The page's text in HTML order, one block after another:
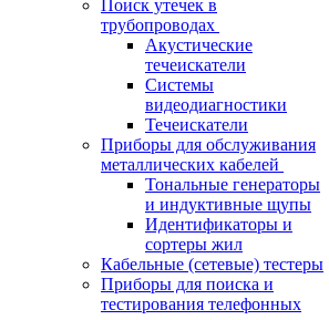
Поиск утечек в
трубопроводах
Акустические
течеискатели
Системы
видеодиагностики
Течеискатели
Приборы для обслуживания
металлических кабелей
Тональные генераторы
и индуктивные щупы
Идентификаторы и
сортеры жил
Кабельные (сетевые) тестеры
Приборы для поиска и
тестирования телефонных